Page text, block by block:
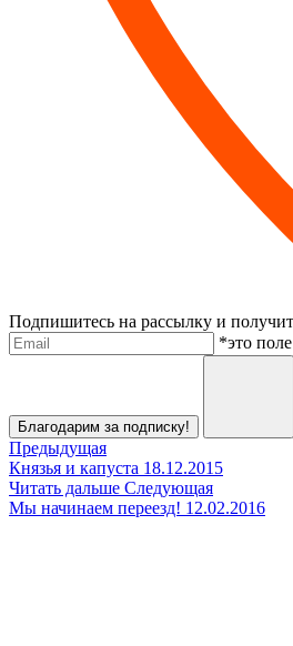
Подпишитесь на рассылку и
Электронная почта
*это
Благодарим за подписку!
Предыдущая
Князья и капуста 18.12.2015
Читать дальше Следующая
Мы начинаем переезд! 12.02.2016